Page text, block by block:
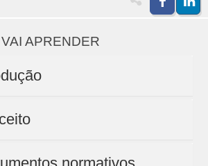
APRENDER